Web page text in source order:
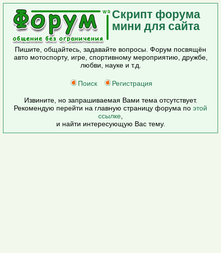
Скрипт форума
мини для сайта
Пишите, общайтесь, задавайте вопросы. Форум посвящён
авто мотоспорту, игре, спортивному мероприятию, дружбе,
любви, науке и т.д.
Поиск Регистрация
Извините, но запрашиваемая Вами тема отсутствует.
Рекомендую перейти на главную страницу форума по этой
ссылке
и найти интересующую Вас тему.